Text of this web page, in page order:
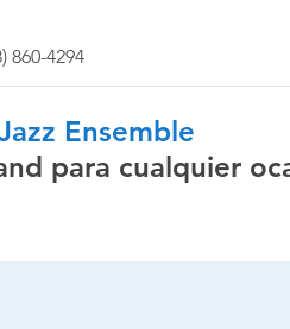
860-4294
Ensemble
para cualquier